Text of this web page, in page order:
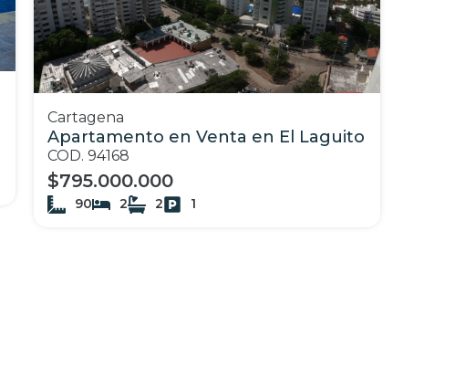
Cartagena
Apartamento en Venta en El Laguito
COD. 94168
$795.000.000
90 2 2 1